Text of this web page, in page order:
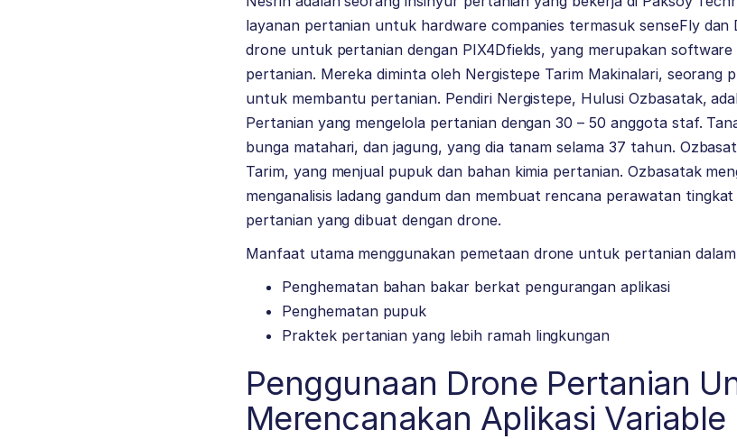
layanan pertanian untuk hardware companies termasuk senseFly dan
drone untuk pertanian dengan PIX4Dfields, yang merupakan
pertanian. Mereka diminta oleh Nergistepe Tarim Makinalari, seorang
untuk membantu pertanian. Pendiri Nergistepe, Hulusi Ozbasatak,
Pertanian yang mengelola pertanian dengan 30 – 50 anggota staf.
bunga matahari, dan jagung, yang dia tanam selama 37 tahun.
Tarim, yang menjual pupuk dan bahan kimia pertanian. Ozbasatak
menganalisis ladang gandum dan membuat rencana perawatan
pertanian yang dibuat dengan drone.
Manfaat utama menggunakan pemetaan drone untuk pertanian
Penghematan bahan bakar berkat pengurangan aplikasi
Penghematan pupuk
Praktek pertanian yang lebih ramah lingkungan
Penggunaan Drone Pertanian
Merencanakan Aplikasi Variable